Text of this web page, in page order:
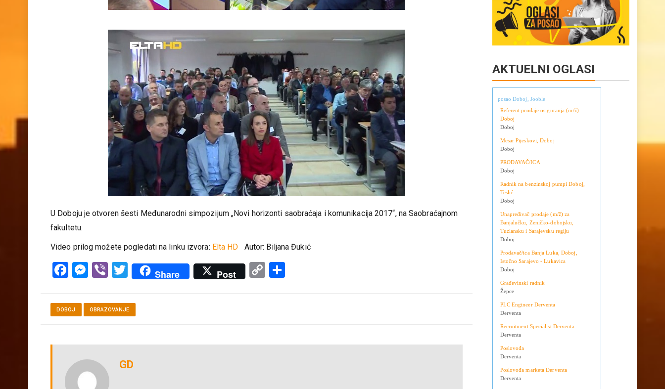
U Doboju je otvoren šesti Međunarodni simpozijum „Novi horizonti saobraćaja i komunikacija 2017“, na Saobraćajnom
fakultetu.
Video prilog možete pogledati na linku izvora: Elta HD Autor: Biljana Đukić
Facebook
Messenger
ViberTwitter
Share Post
CopyShare
DOBOJ OBRAZOVANJE
GD
AKTUELNI OGLASI
posao Doboj, Jooble
Referent prodaje osiguranja (m/ž)
Doboj
Doboj
Mesar Pijeskovi, Doboj
Doboj
PRODAVAČ/ICA
Doboj
Radnik na benzinskoj pumpi Doboj,
Teslić
Doboj
Unapređivač prodaje (m/ž) za
Banjalučku, Zeničko-dobojsku,
Tuzlansku i Sarajevsku regiju
Doboj
Prodavač/ica Banja Luka, Doboj,
Istočno Sarajevo - Lukavica
Doboj
Građevinski radnik
Žepce
PLC Engineer Derventa
Derventa
Recruitment Specialist Derventa
Derventa
Poslovođa
Derventa
Poslovođa marketa Derventa
Derventa